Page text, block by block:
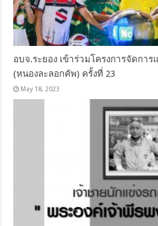
อบจ.ระยอง เข้าร่วมโครงการจัดกา
(หนองละลอกคัพ) ครั้งที่ 23
May 18, 2023